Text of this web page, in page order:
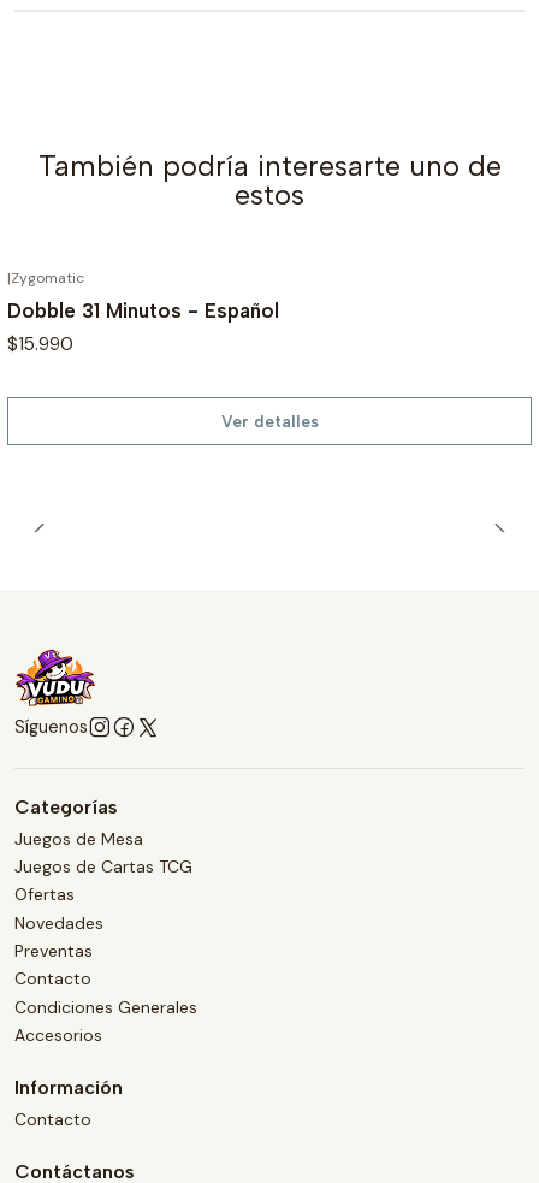
También podría interesarte uno de
estos
|Zygomatic
Dobble 31 Minutos - Español
$15.990
Ver detalles
Síguenos
Categorías
Juegos de Mesa
Juegos de Cartas TCG
Ofertas
Novedades
Preventas
Contacto
Condiciones Generales
Accesorios
Información
Contacto
Contáctanos